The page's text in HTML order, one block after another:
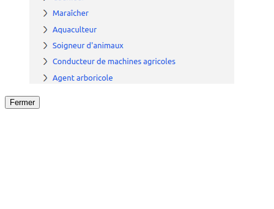
Fermer